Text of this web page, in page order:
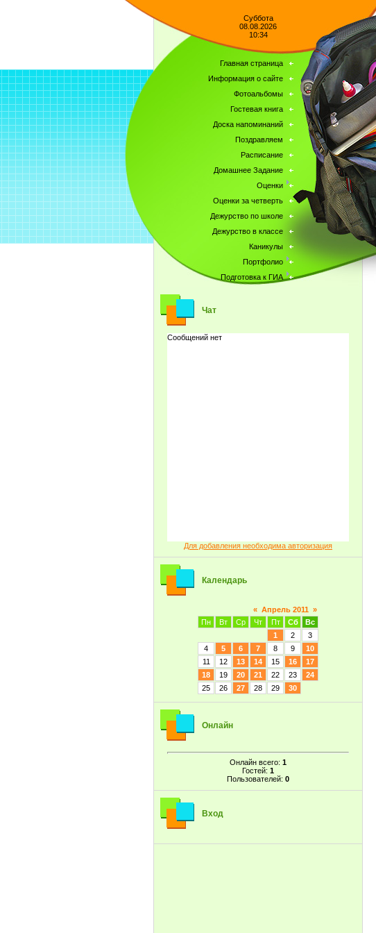
Суббота
08.08.2026
10:34
Главная страница
Информация о сайте
Фотоальбомы
Гостевая книга
Доска напоминаний
Поздравляем
Расписание
Домашнее Задание
Оценки
Оценки за четверть
Дежурство по школе
Дежурство в классе
Каникулы
Портфолио
Подготовка к ГИА
Чат
Для добавления необходима авторизация
Календарь
« Апрель 2011 »
Пн
Вт Ср Чт Пт Сб
Вс
1
2
3
4
5 6 7 8 9
10
11
12 13 14 15 16
17
18
19 20 21 22 23
24
25
26 27 28 29 30
Онлайн
Онлайн всего: 1
Гостей: 1
Пользователей: 0
Вход